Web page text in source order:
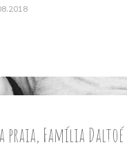
praia, Família Daltoé